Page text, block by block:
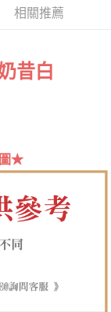
，可透過四大超商／
成。
示為準，若有關於
home
關給付款項請求債
同意方可使用
戶狀況，依本公司即
相關推薦
昔白
圖★